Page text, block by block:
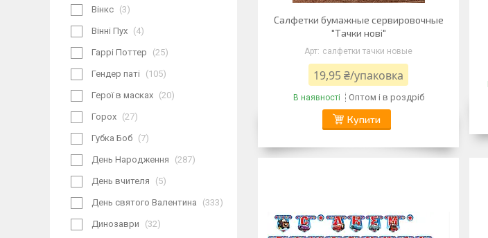
Салфетки бумажные сервировочные
"Тачки нові"
салфетки тачки новые
19,95 ₴/упаковка
В наявності Оптом і в роздріб
Купити
Вінкс 3
Вінні Пух 4
Гаррі Поттер 25
Гендер паті 105
Герої в масках 20
Горох 27
Губка Боб 7
День Народження 287
День вчителя 5
День святого Валентина 333
Динозаври 32